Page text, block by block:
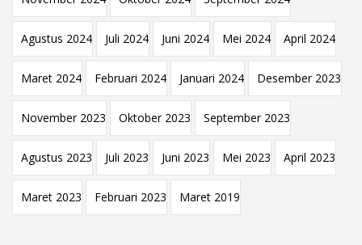
Agustus 2024 Juli 2024 Juni 2024 Mei 2024 April 2024
Maret 2024 Februari 2024 Januari 2024 Desember 2023
November 2023 Oktober 2023 September 2023
Agustus 2023 Juli 2023 Juni 2023 Mei 2023 April 2023
Maret 2023 Februari 2023 Maret 2019